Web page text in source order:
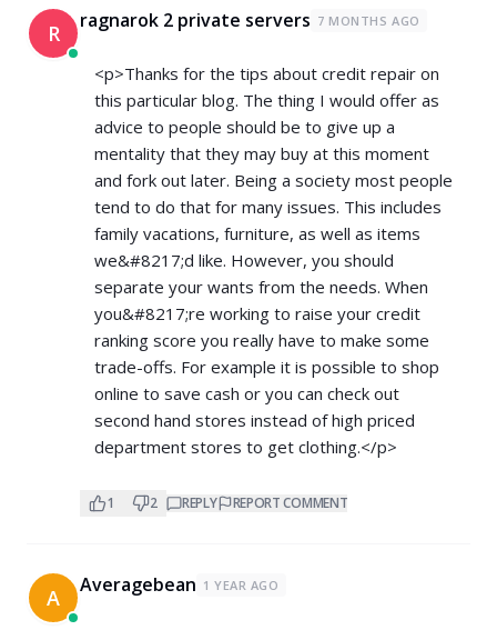
R ragnarok 2 private servers 7 MONTHS AGO
<p>Thanks for the tips about credit repair on
this particular blog. The thing I would offer as
advice to people should be to give up a
mentality that they may buy at this moment
and fork out later. Being a society most people
tend to do that for many issues. This includes
family vacations, furniture, as well as items
we&#8217;d like. However, you should
separate your wants from the needs. When
you&#8217;re working to raise your credit
ranking score you really have to make some
trade-offs. For example it is possible to shop
online to save cash or you can check out
second hand stores instead of high priced
department stores to get clothing.</p>
1 2 REPLY REPORT COMMENT
A Averagebean 1 YEAR AGO